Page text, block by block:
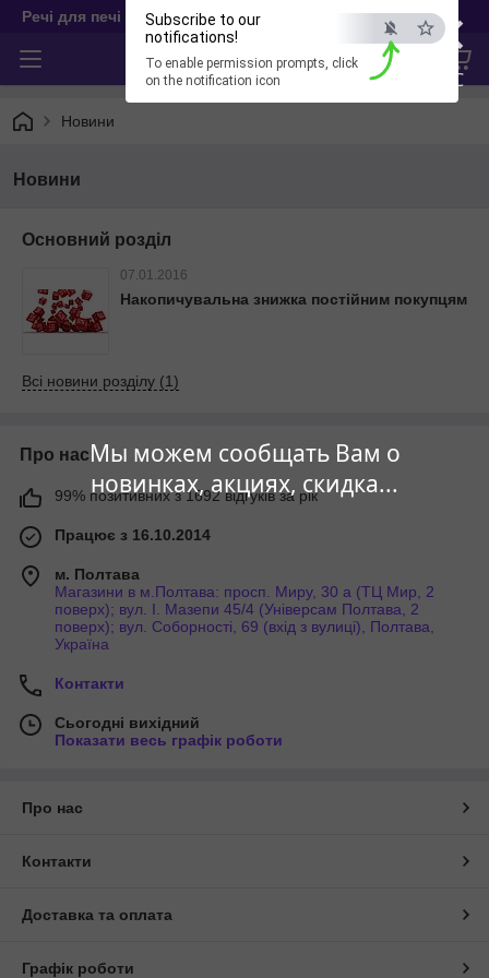
×
ESC
Мы можем сообщать Вам о
новинках, акциях, скидка...
Subscribe to our
notifications!
To enable permission prompts, click
on the notification icon
Речі для печі
Новини
Новини
Основний розділ
07.01.2016
Накопичувальна знижка постійним покупцям
Всі новини розділу (1)
Про нас
99% позитивних з 1692 відгуків за рік
Працює з 16.10.2014
м. Полтава
Магазини в м.Полтава: просп. Миру, 30 а (ТЦ Мир, 2
поверх); вул. І. Мазепи 45/4 (Універсам Полтава, 2
поверх); вул. Соборності, 69 (вхід з вулиці), Полтава,
Україна
Контакти
Сьогодні вихідний
Показати весь графік роботи
Про нас
Контакти
Доставка та оплата
Графік роботи